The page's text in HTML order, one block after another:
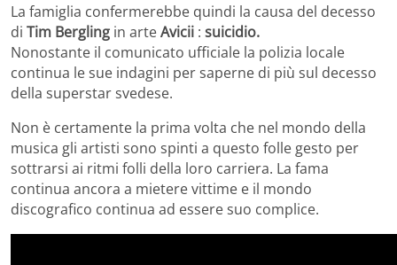
La famiglia confermerebbe quindi la causa del decesso
di Tim Bergling in arteAvicii : suicidio.
Nonostante il comunicato ufficiale la polizia locale
continua le sue indagini per saperne di più sul decesso
della superstar svedese.
Non è certamente la prima volta che nel mondo della
musica gli artisti sono spinti a questo folle gesto per
sottrarsi ai ritmi folli della loro carriera. La fama
continua ancora a mietere vittime e il mondo
discografico continua ad essere suo complice.